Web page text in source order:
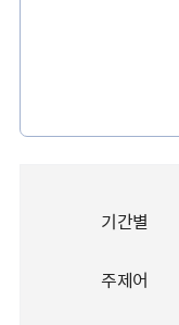
기간별
주제어